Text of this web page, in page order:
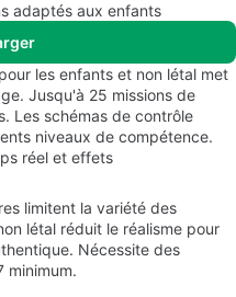
adaptés aux enfants
les enfants et non létal met
Jusqu'à 25 missions de
Les schémas de contrôle
niveaux de compétence.
réel et effets
limitent la variété des
létal réduit le réalisme pour
Nécessite des
minimum.